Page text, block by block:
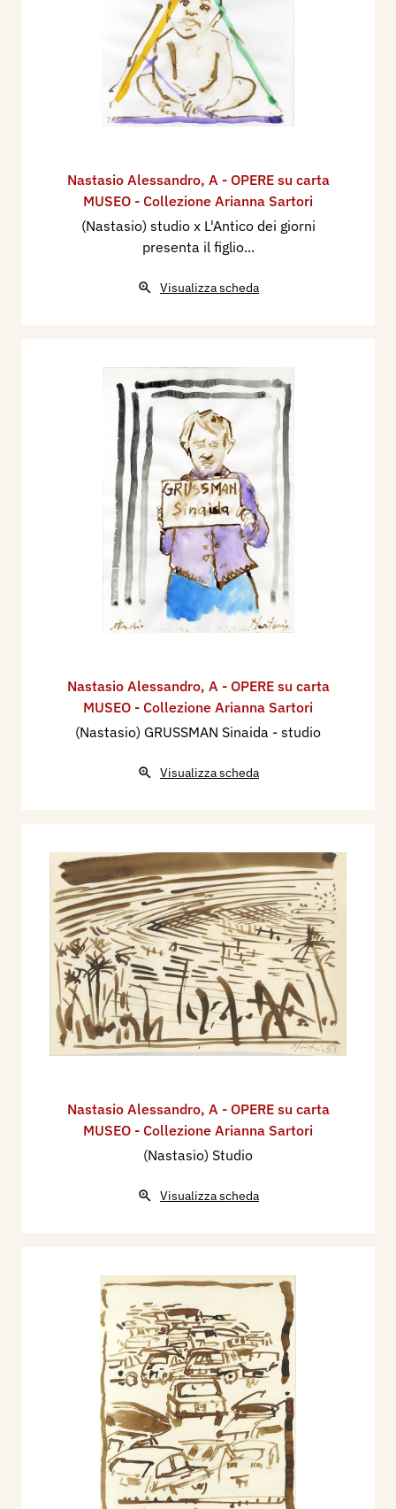
Nastasio Alessandro, A - OPERE su carta
MUSEO - Collezione Arianna Sartori
(Nastasio) studio x L'Antico dei giorni
presenta il figlio...
Visualizza scheda
Nastasio Alessandro, A - OPERE su carta
MUSEO - Collezione Arianna Sartori
(Nastasio) GRUSSMAN Sinaida - studio
Visualizza scheda
Nastasio Alessandro, A - OPERE su carta
MUSEO - Collezione Arianna Sartori
(Nastasio) Studio
Visualizza scheda